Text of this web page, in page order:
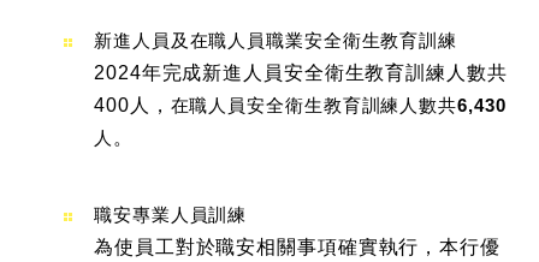
新進人員及在職人員職業安全衛生教育訓練
2024年完成新進人員安全衛生教育訓練人數共
400人， 在職人員安全衛生教育訓練人數共6,430
人 。
職安專業人員訓練
為使員工對於職安相關事項確實執行，本行優